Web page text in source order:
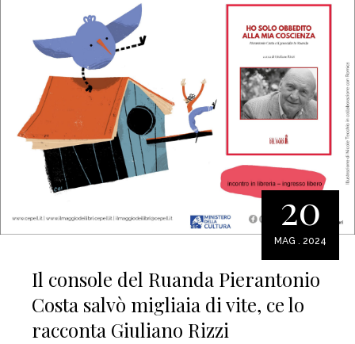
20
MAG . 2024
Il console del Ruanda Pierantonio
Costa salvò migliaia di vite, ce lo
racconta Giuliano Rizzi